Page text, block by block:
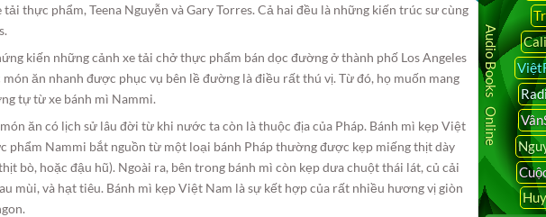
tải thực phẩm, Teena Nguyễn và Gary Torres. Cả hai đều là những kiến trúc sư cùng
kiến những cảnh xe tải chở thực phẩm bán dọc đường ở thành phố Los Angeles
món ăn nhanh được phục vụ bên lề đường là điều rất thú vị. Từ đó, họ muốn mang
tự từ xe bánh mì Nammi.
ăn có lịch sử lâu đời từ khi nước ta còn là thuộc địa của Pháp. Bánh mì kẹp Việt
phẩm Nammi bắt nguồn từ một loại bánh Pháp thường được kẹp miếng thịt dày
bò, hoặc đậu hũ). Ngoài ra, bên trong bánh mì còn kẹp dưa chuột thái lát, củ cải
mùi, và hạt tiêu. Bánh mì kẹp Việt Nam là sự kết hợp của rất nhiều hương vị giòn
Audio Books Online